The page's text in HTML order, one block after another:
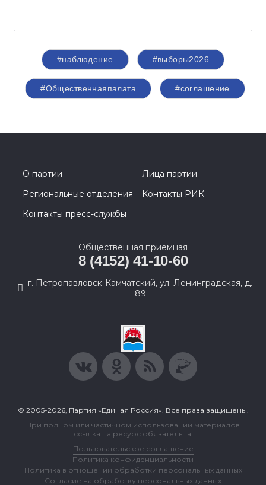
#наблюдение #выборы2026
#Общественнаяпалата #соглашение
О партии
Лица партии
Региональные отделения
Контакты РИК
Контакты пресс-службы
Общественная приемная
8 (4152) 41-10-60
г. Петропавловск-Камчатский, ул. Ленинградская, д.
89
© 2005-2026, Партия «Единая Россия». Все права защищены.
При полном или частичном использовании материалов
ссылка на ресурс обязательна.
Пользовательское соглашение
Политика конфиденциальности
Политика в отношении обработки персональных данных
Согласие на обработку персональных данных